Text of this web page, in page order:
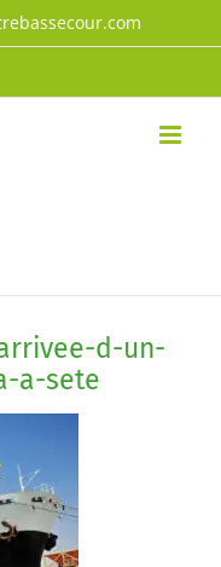
d-un-
a-sete